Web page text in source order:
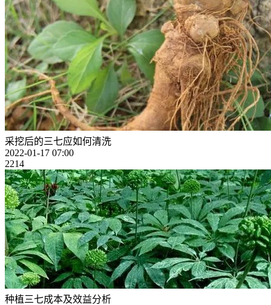
采挖后的三七应如何清洗
2022-01-17 07:00
2214
种植三七成本及效益分析